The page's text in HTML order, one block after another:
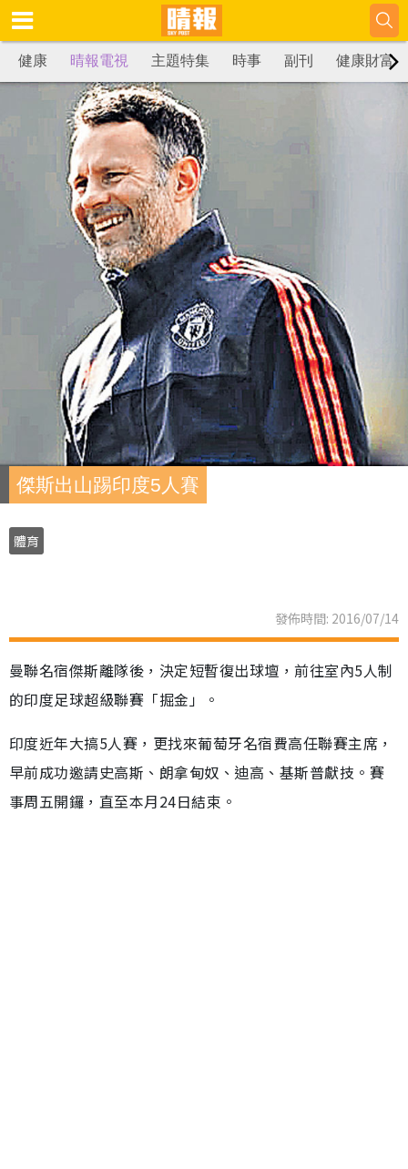
健康 晴報電視 主題特集 時事 副刊 健康財富
傑斯出山踢印度5人賽
體育
發佈時間: 2016/07/14
曼聯名宿傑斯離隊後，決定短暫復出球壇，前往室內5人制
的印度足球超級聯賽「掘金」。
印度近年大搞5人賽，更找來葡萄牙名宿費高任聯賽主席，
早前成功邀請史高斯、朗拿甸奴、迪高、基斯普獻技。賽
事周五開鑼，直至本月24日結束。